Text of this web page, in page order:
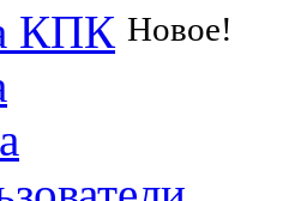
КПК Новое!